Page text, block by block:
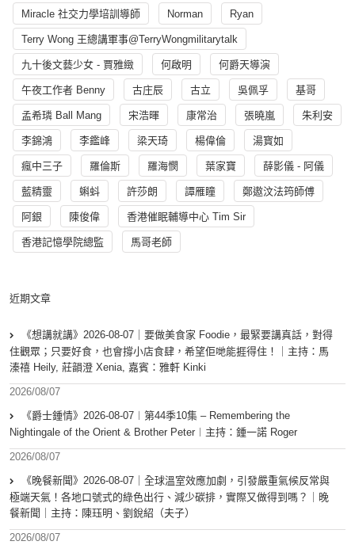
Miracle 社交力學培訓導師 Norman Ryan
Terry Wong 王總講軍事@TerryWongmilitarytalk
九十後文藝少女 - 賈雅緻 何啟明 何爵天導演
午夜工作者 Benny 古庄辰 古立 吳佩孚 基哥
孟希璘 Ball Mang 宋浩暉 康常治 張曉嵐 朱利安
李錦鴻 李鑑峰 梁天琦 楊偉倫 湯寳如
瘋中三子 羅倫斯 羅海憫 葉家寶 薛影儀 - 阿儀
藍精靈 蝌蚪 許莎朗 譚雁瞳 鄭遨汶法筠師傅
阿銀 陳俊偉 香港催眠輔導中心 Tim Sir
香港記憶學院總監 馬哥老師
近期文章
《想講就講》2026-08-07｜要做美食家 Foodie，最緊要講真話，對得
住觀眾；只要好食，也會撐小店食肆，希望佢哋能捱得住！｜主持：馬
溱禧 Heily, 莊韻澄 Xenia, 嘉賓：雅軒 Kinki
2026/08/07
《爵士鍾情》2026-08-07︱第44季10集 – Remembering the
Nightingale of the Orient & Brother Peter︱主持：鍾一諾 Roger
2026/08/07
《晚餐新聞》2026-08-07｜全球溫室效應加劇，引發嚴重氣候反常與
極端天氣！各地口號式的綠色出行、減少碳排，實際又做得到嗎？｜晚
餐新聞｜主持：陳珏明、劉銳紹（夫子）
2026/08/07